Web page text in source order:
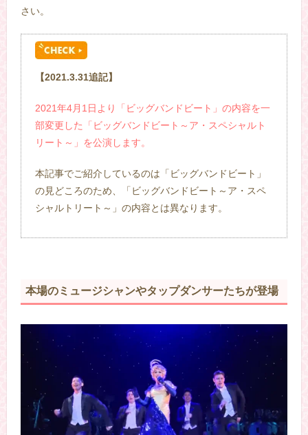
さい。
【2021.3.31追記】
2021年4月1日より「ビッグバンドビート」の内容を一
部変更した「ビッグバンドビート～ア・スペシャルト
リート～」を公演します。
本記事でご紹介しているのは「ビッグバンドビート」
の見どころのため、「ビッグバンドビート～ア・スペ
シャルトリート～」の内容とは異なります。
本場のミュージシャンやタップダンサーたちが登場